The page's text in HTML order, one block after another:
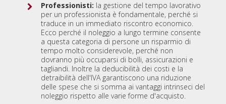
Professionisti: la gestione del tempo lavorativo
per un professionista è fondamentale, perché si
traduce in un immediato riscontro economico.
Ecco perché il noleggio a lungo termine consente
a questa categoria di persone un risparmio di
tempo molto considerevole, perché non
dovranno più occuparsi di bolli, assicurazioni e
tagliandi. Inoltre la deducibilità dei costi e la
detraibilità dell'IVA garantiscono una riduzione
delle spese che si somma ai vantaggi intrinseci del
noleggio rispetto alle varie forme d'acquisto.